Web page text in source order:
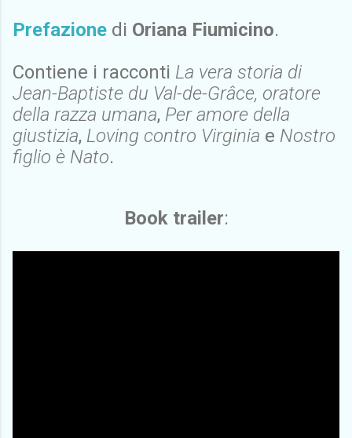
Prefazione di Oriana Fiumicino.
Contiene i racconti La vera storia di
Jean-Baptiste du Val-de-Grâce, oratore
della razza umana, Per amore della
giustizia, Loving contro Virginia e Nostro
figlio è Nato.
Book trailer: